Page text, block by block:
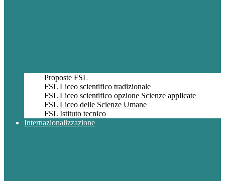
Proposte FSL
FSL Liceo scientifico tradizionale
FSL Liceo scientifico opzione Scienze applicate
FSL Liceo delle Scienze Umane
FSL Istituto tecnico
Internazionalizzazione